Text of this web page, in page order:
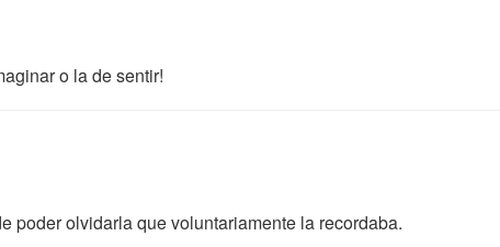
o la de sentir!
poder olvidarla que voluntariamente la recordaba.